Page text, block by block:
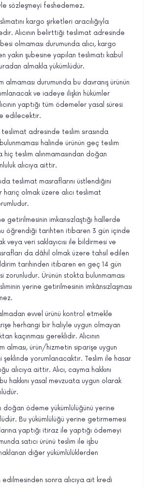
sözleşmeyi feshedemez.
kargo şirketleri aracılığıyla
Alıcının belirttiği teslimat adresinde
olmaması durumunda alıcı, kargo
yakın şubesine yapılan teslimatı kabul
almakla yükümlüdür.
almaması durumunda bu davranış ürünün
ve iadeye ilişkin hükümler
yaptığı tüm ödemeler yasal süresi
edilecektir.
teslimat adresinde teslim sırasında
halinde ürünün geç teslim
hiç teslim alınmamasından doğan
alıcıya aittir.
teslimat masraflarını üstlendiğini
hariç olmak üzere alıcı teslimat
getirilmesinin imkansızlaştığı hallerde
öğrendiği tarihten itibaren 3 gün içinde
veya veri saklayıcısı ile bildirmesi ve
da dâhil olmak üzere tahsil edilen
tarihinden itibaren en geç 14 gün
Ürünün stokta bulunmaması
yerine getirilmesinin imkânsızlaşması
almadan evvel ürünü kontrol etmekle
herhangi bir haliyle uygun olmayan
kaçınması gereklidir. Alıcının
alması, ürün/hizmetin siparişe uygun
yorumlanacaktır. Teslim ile hasar
alıcıya aittir. Alıcı, cayma hakkını
hakkını yasal mevzuata uygun olarak
doğan ödeme yükümlülüğünü yerine
Bu yükümlülüğü yerine getirmemesi
yaptığı itiraz ile yaptığı ödemeyi
satıcı ürünü teslim ile işbu
diğer yükümlülüklerden
edilmesinden sonra alıcıya ait kredi